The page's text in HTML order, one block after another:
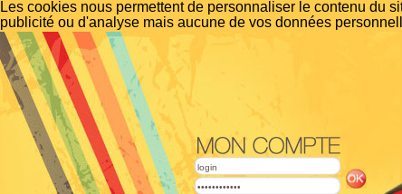
Les cookies nous permettent de personnaliser le contenu du
publicité ou d'analyse mais aucune de vos données